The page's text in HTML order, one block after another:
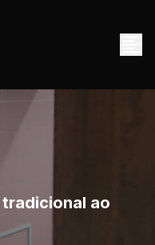
tradicional ao